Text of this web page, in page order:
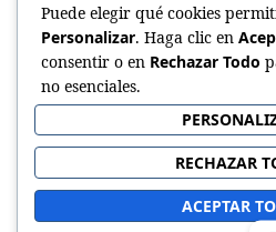
Puede elegir qué cookies
Personalizar. Haga clic en
consentir o en Rechazar Todo
no esenciales.
RECHAZAR
ACEPTAR